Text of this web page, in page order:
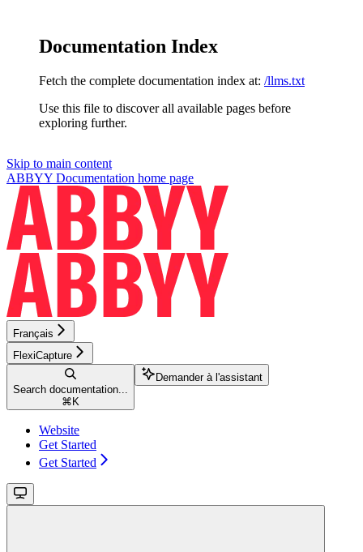
Documentation Index
Fetch the complete documentation index at: /llms.txt
Use this file to discover all available pages before
exploring further.
Skip to main content
ABBYY Documentation home page
Français
FlexiCapture
Search documentation...
⌘ K
Demander à l'assistant
Website
Get Started
Get Started